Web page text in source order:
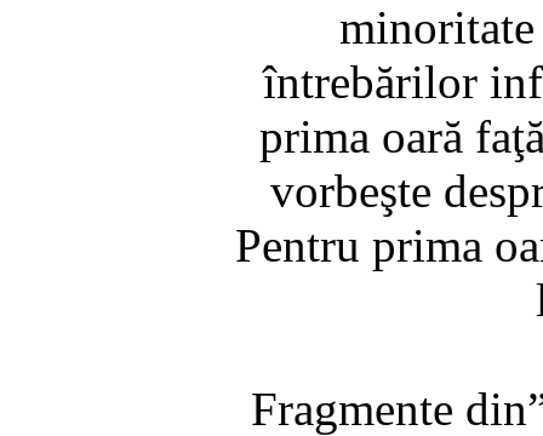
întrebărilor
prima oară
vorbeşte
Pentru prima
Fragmente